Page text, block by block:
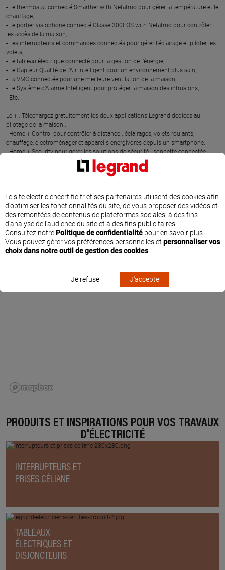
- Le thermostat connecté Smarther with Netatmo pour gérer la température et le
chauffage,
- Le portier visiophone connecté Classe 300EOS with Netatmo pour contrôler
les accès de la maison,
- Les interrupteurs et commandes connectés pour gérer l’éclairage et piloter les
volets,
- Le tableau électrique connecté pour la gestion de l’énergie,
- Le Capteur Qualité de l’Air Intelligent pour un environnement plus sain,
- La VMC connectée pour une meilleure ventilation de la maison,
- Le Système d’Alarme Intelligent pour protéger la maison des intrusions,
- Etc.
Le + : Téléchargez gratuitement les deux applications Legrand dédiées au
pilotage de la maison :
- Home + Control pour contrôler à distance : éclairages, volets roulants,
chauffage, électroménager et appareils énergivores depuis un smartphone.
- Home + Security pour gérer les solutions de sécurité : sonnette connectée,
portier visiophone connecté, caméras intérieures et extérieures, sirène
connectée, détecteurs d’ouverture connectés)
et aux paramétrages des solutions connectées Legrand « with Netatmo ».
SITUER CHRISTIAN FOUCRAS À GRASSE
PRODUITS ET INSPIRATIONS POUR VOS TRAVAUX
D'ÉLECTRICITÉ
INTERRUPTEURS ET
PRISES CÉLIANE
TABLEAUX
ÉLECTRIQUES ET
DISJONCTEURS
Le site electriciencertifie.fr et ses partenaires utilisent des cookies afin
d'optimiser les fonctionnalités du site, de vous proposer des vidéos et
des remontées de contenus de plateformes sociales, à des fins
d'analyse de l'audience du site et à des fins publicitaires.
Consultez notre Politique de confidentialité pour en savoir plus.
Vous pouvez gérer vos préférences personnelles et personnaliser vos
choix dans notre outil de gestion des cookies.
Je refuse J'accepte